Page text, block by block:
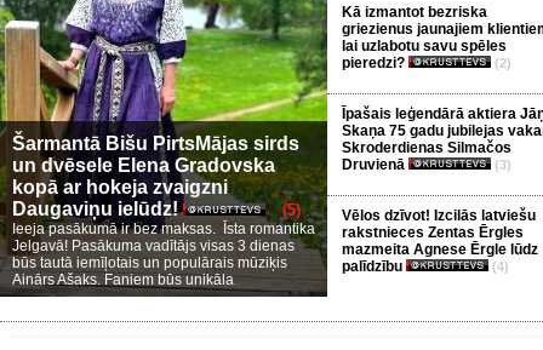
Šarmantā Bišu PirtsMājas sirds
un dvēsele Elena Gradovska
kopā ar hokeja zvaigzni
Daugaviņu ielūdz!
(5)
Ieeja pasākumā ir bez maksas. Īsta romantika
Jelgavā! Pasākuma vadītājs visas 3 dienas
būs tautā iemīļotais un populārais mūziķis
Ainārs Ašaks. Faniem būs unikāla
Kā izmantot bezriska
griezienus jaunajiem
lai uzlabotu savu spēles
pieredzi?
(2)
Īpašais leģendārā aktiera
Skaņa 75 gadu jubilejas
Skroderdienas Silmačos
Druvienā
(3)
Vēlos dzīvot! Izcilās latviešu
rakstnieces Zentas Ērgles
mazmeita Agnese Ērgle lūdz
palīdzību
(4)